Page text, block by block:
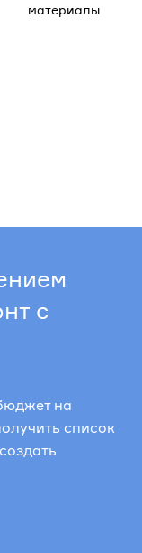
материалы
с
на
список